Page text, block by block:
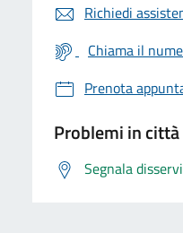
Richiedi
Chiama il
Prenota
Problemi in città
Segnala